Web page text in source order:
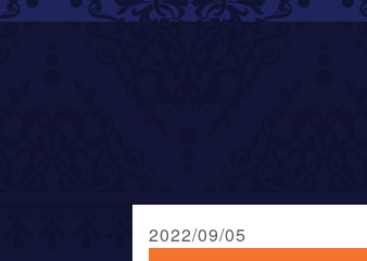
2022/09/05